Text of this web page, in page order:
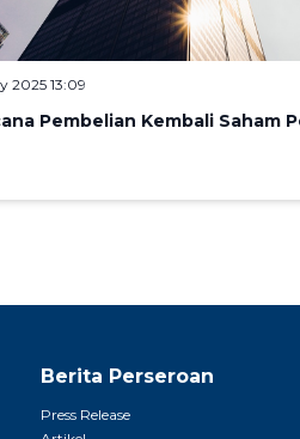
2025 13:09
Pembelian Kembali Saham
Berita Perseroan
Press Release